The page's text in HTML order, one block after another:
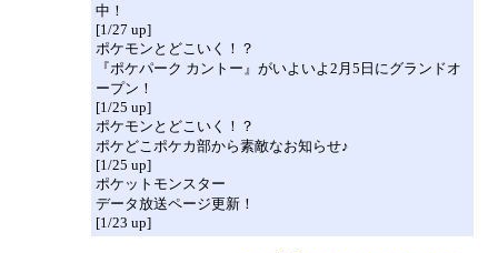
中！
[1/27 up]
ポケモンとどこいく！？
『ポケパーク カントー』がいよいよ2月5日にグランドオ
ープン！
[1/25 up]
ポケモンとどこいく！？
ポケどこポケカ部から素敵なお知らせ♪
[1/25 up]
ポケットモンスター
データ放送ページ更新！
[1/23 up]